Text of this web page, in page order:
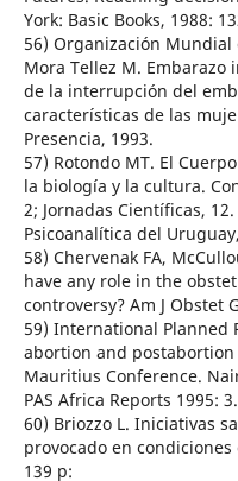
York: Basic Books, 1988:
56) Organización
Mora Tellez M. Embarazo
de la interrupción del
características de las
Presencia, 1993.
57) Rotondo MT. El
la biología y la cultura.
2; Jornadas Científicas,
Psicoanalítica del
58) Chervenak FA,
have any role in the
controversy? Am J Obstet
59) International Planned
abortion and
Mauritius Conference.
PAS Africa Reports 1995: 3.
60) Briozzo L. Iniciativas
provocado en
139 p: